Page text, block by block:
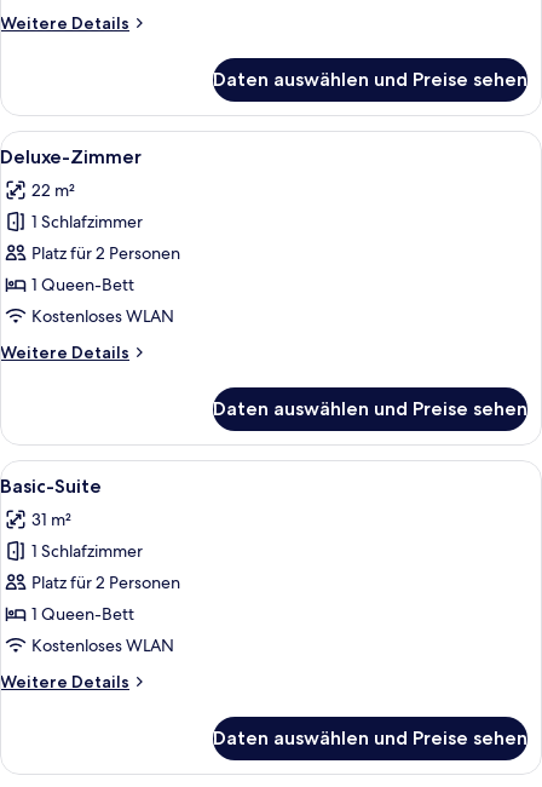
Weitere Details
Weitere
Zimmer
Daten auswählen und Preise sehen
Alle
Fotos
für
Deluxe-
Zimmer
anzeigen
Deluxe-Zimmer | Zimmersafe,
6
Deluxe-Zimmer
22 m²
1 Schlafzimmer
Platz für 2 Personen
1 Queen-Bett
Kostenloses WLAN
Weitere Details
Weitere
Zimmer
Daten auswählen und Preise sehen
Alle
Fotos
für
Basic-
Suite
anzeigen
Ein modernes Wohnzimmer mit
5
Basic-Suite
31 m²
1 Schlafzimmer
Platz für 2 Personen
1 Queen-Bett
Kostenloses WLAN
Weitere Details
Weitere
Suite
Daten auswählen und Preise sehen